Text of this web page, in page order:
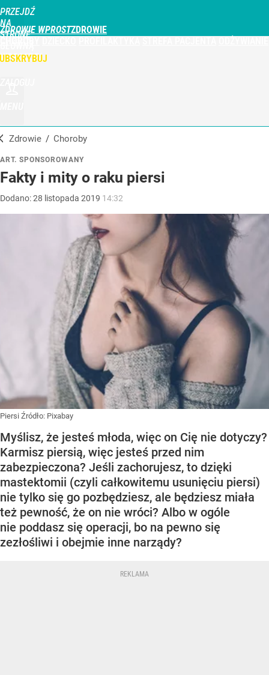
PRZEJDŹ
NA
STRONĘ
WPROST.PL
ZDROWIE WPROST
Zdrowie / Choroby
ART. SPONSOROWANY
Fakty i mity o raku piersi
Dodano:28 listopada 2019 14:32
Piersi Źródło: Pixabay
Myślisz, że jesteś młoda, więc on Cię nie dotyczy?
Karmisz piersią, więc jesteś przed nim
zabezpieczona? Jeśli zachorujesz, to dzięki
mastektomii (czyli całkowitemu usunięciu piersi)
nie tylko się go pozbędziesz, ale będziesz miała
też pewność, że on nie wróci? Albo w ogóle
nie poddasz się operacji, bo na pewno się
zezłośliwi i obejmie inne narządy?